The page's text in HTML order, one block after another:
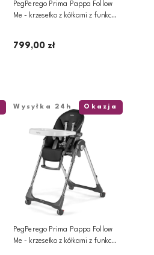
PegPerego Prima Pappa Follow
Me - krzesełko z kółkami z funkcją
799,00 zł
PegPerego Prima Pappa Follow
Me - krzesełko z kółkami z funkcją
Okazja
Wysyłka 24h